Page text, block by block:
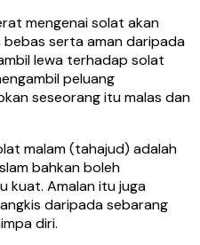
mengenai solat akan
bebas serta aman daripada
lewa terhadap solat
peluang
seseorang itu malas dan
malam (tahajud) adalah
bahkan boleh
kuat. Amalan itu juga
daripada sebarang
diri.